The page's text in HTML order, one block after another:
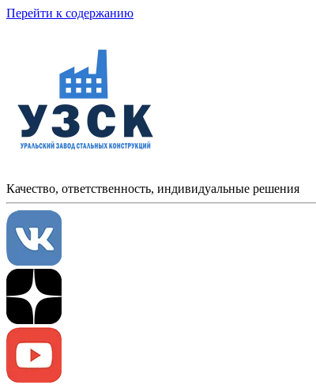
Перейти к содержанию
Качество, ответственность, индивидуальные решения